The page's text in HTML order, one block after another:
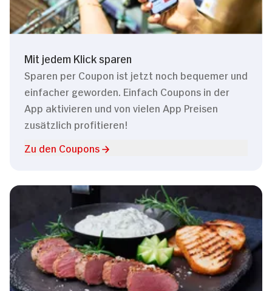
Mit jedem Klick sparen
Sparen per Coupon ist jetzt noch bequemer und
einfacher geworden. Einfach Coupons in der
App aktivieren und von vielen App Preisen
zusätzlich profitieren!
Zu den Coupons